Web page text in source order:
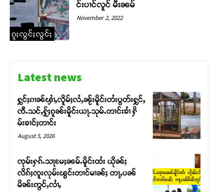
ၵူႈလွင်ႈလွင်ႈ
င်းပၢင်လူင် မီးၼမ်
November 2, 2022
Latest news
ႁွင်ႈၵၢၼ်ၾၢႆႇလိူမ်ႈလႆႇၼႂ်းမိူင်းတႆးပွတ်းႁွင်ႇ
ၸီႉသင်ႇႁႂ်ႈၵူၼ်းမိူင်းယႃႉသုမ်ႉတၢင်းၶၢႆ ႁိ
မ်းၶၢင်ႈတၢင်း
August 5, 2026
ၸုမ်းႁၵ်ႉသႃမႄႈၼမ်ႉမိူင်းထႆး ယိုၼ်ႈ
လိၵ်ႈၸူးလုမ်းၽွင်းတၢင်မၢၼ်ႈ တႃႇပၼ်
မိၼ်းဢွင်ႇလၢႆႇ